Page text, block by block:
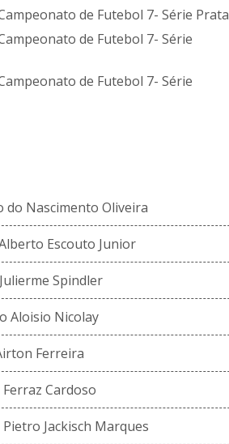
de Futebol 7- Série Prata
de Futebol 7- Série
de Futebol 7- Série
do Nascimento Oliveira
Escouto Junior
Spindler
Aloisio Nicolay
Ferreira
Cardoso
Jackisch Marques